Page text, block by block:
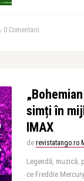
0 Comentarii
simți în
IMAX
de revistatango.ro
Legendă, muzică,
ce Freddie